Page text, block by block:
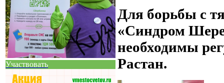
Участвовать
Для борьбы с
«Синдром
необходимы
Растан.